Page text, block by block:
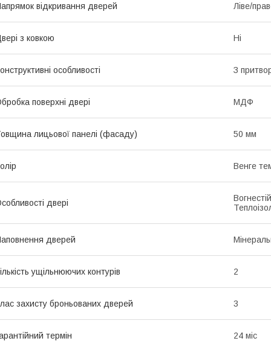
відкривання дверей Ліве/
з ковкою Ні
особливості З
поверхні двері МДФ
лицьової панелі (фасаду) 50 мм
Венге
двері
дверей
ущільнюючих контурів 2
захисту броньованих дверей 3
термін 24 міс